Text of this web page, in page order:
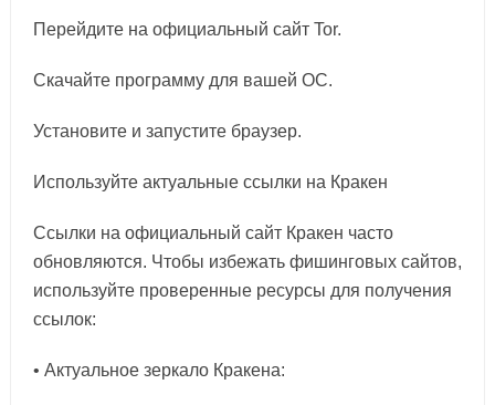
Перейдите на официальный сайт Tor.
Скачайте программу для вашей ОС.
Установите и запустите браузер.
Используйте актуальные ссылки на Кракен
Ссылки на официальный сайт Кракен часто
обновляются. Чтобы избежать фишинговых сайтов,
используйте проверенные ресурсы для получения
ссылок:
• Актуальное зеркало Кракена: